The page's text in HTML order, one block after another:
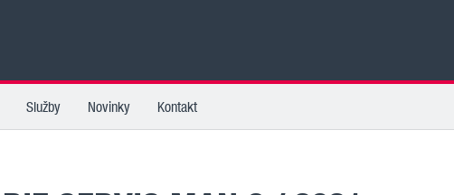
Služby Novinky Kontakt